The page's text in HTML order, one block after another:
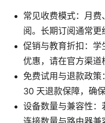
常见收费模式：月
阅。长期订阅通常更
促销与教育折扣：
优惠，请在官方渠道
免费试用与退款政
30 天退款保障，确
设备数量与兼容性